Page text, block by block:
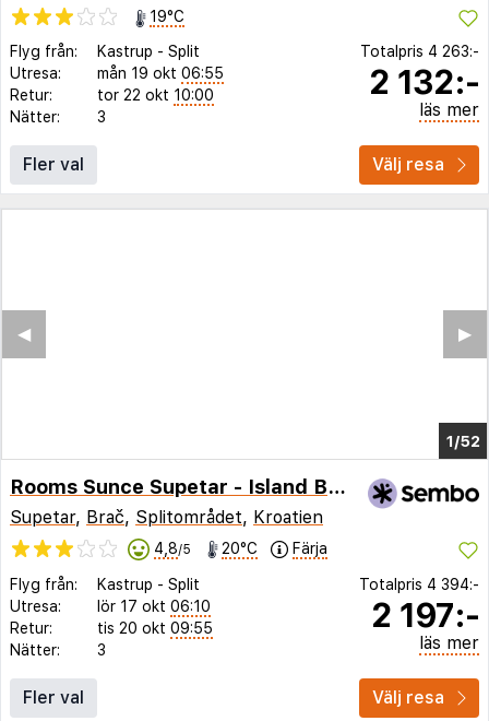
19°C
Flyg från:
Kastrup - Split
Utresa:
mån 19 okt 06:55
Retur:
tor 22 okt 10:00
Nätter:
3
Totalpris 4 263:-
2 132:-
läs mer
Fler val Välj resa
1/48
▶︎
◀︎
Rooms Sunce Supetar - Island Brac
Supetar, Brač, Splitområdet, Kroatien
4,8/5 20°C Färja
Flyg från: Kastrup - Split
Utresa:
lör 17 okt 06:10
Retur:
tis 20 okt 09:55
Nätter:
3
Totalpris 4 394:-
2 197:-
läs mer
Fler val Välj resa